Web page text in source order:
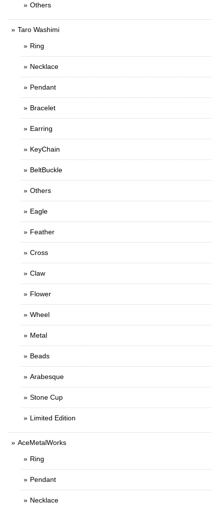
Others
Taro Washimi
Ring
Necklace
Pendant
Bracelet
Earring
KeyChain
BeltBuckle
Others
Eagle
Feather
Cross
Claw
Flower
Wheel
Metal
Beads
Arabesque
Stone Cup
Limited Edition
AceMetalWorks
Ring
Pendant
Necklace